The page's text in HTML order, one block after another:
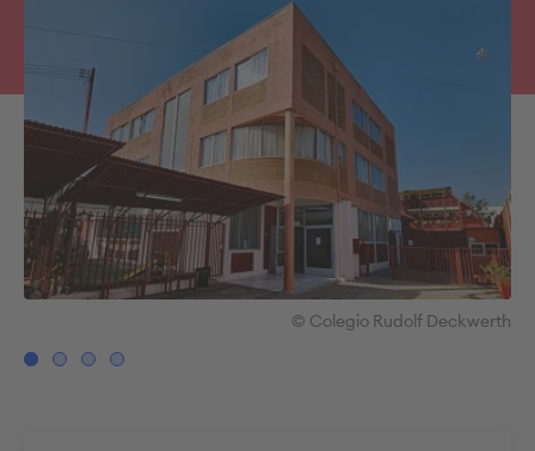
© Colegio Rudolf Deckwerth